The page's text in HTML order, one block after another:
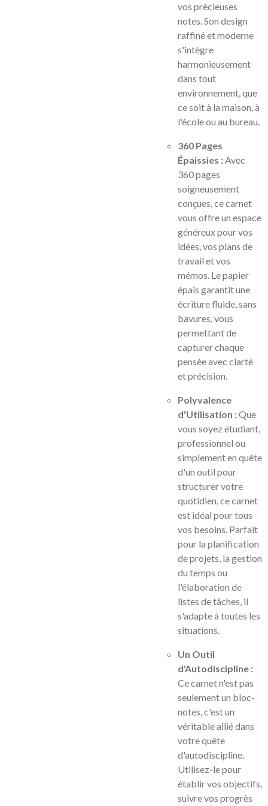
vos précieuses
notes. Son design
raffiné et moderne
s'intègre
harmonieusement
dans tout
environnement, que
ce soit à la maison, à
l'école ou au bureau.
360 Pages
Épaissies :Avec
360 pages
soigneusement
conçues, ce carnet
vous offre un espace
généreux pour vos
idées, vos plans de
travail et vos
mémos. Le papier
épais garantit une
écriture fluide, sans
bavures, vous
permettant de
capturer chaque
pensée avec clarté
et précision.
Polyvalence
d'Utilisation :Que
vous soyez étudiant,
professionnel ou
simplement en quête
d'un outil pour
structurer votre
quotidien, ce carnet
est idéal pour tous
vos besoins. Parfait
pour la planification
de projets, la gestion
du temps ou
l'élaboration de
listes de tâches, il
s'adapte à toutes les
situations.
Un Outil
d'Autodiscipline :
Ce carnet n'est pas
seulement un bloc-
notes, c'est un
véritable allié dans
votre quête
d'autodiscipline.
Utilisez-le pour
établir vos objectifs,
suivre vos progrès